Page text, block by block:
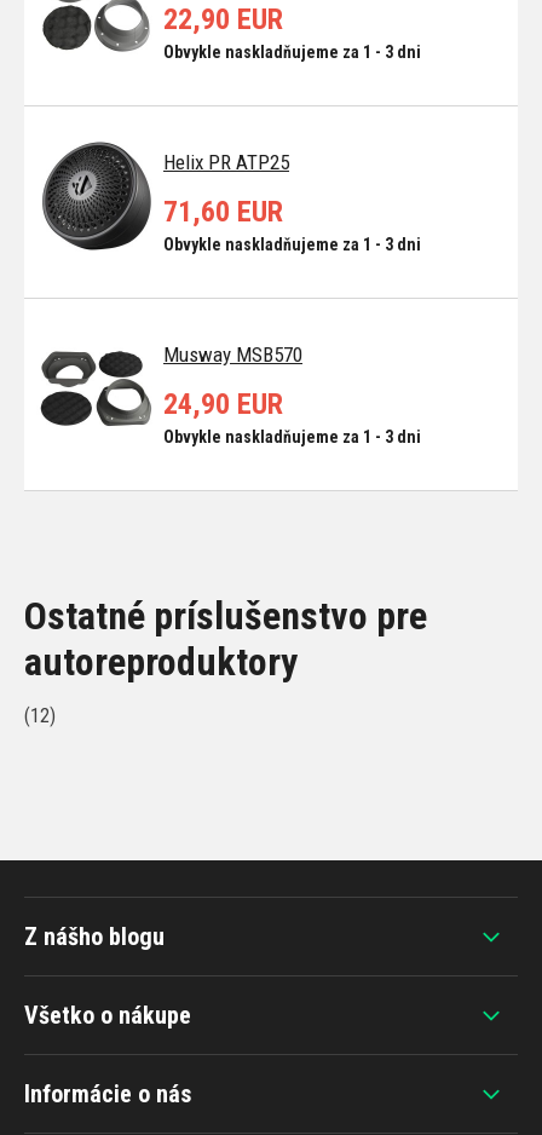
22,90 EUR
Obvykle naskladňujeme za 1 - 3 dni
Helix PR ATP25
71,60 EUR
Obvykle naskladňujeme za 1 - 3 dni
Musway MSB570
24,90 EUR
Obvykle naskladňujeme za 1 - 3 dni
Ostatné príslušenstvo pre
autoreproduktory
(12)
Všetko o nákupe
Informácie o nás
Z nášho blogu